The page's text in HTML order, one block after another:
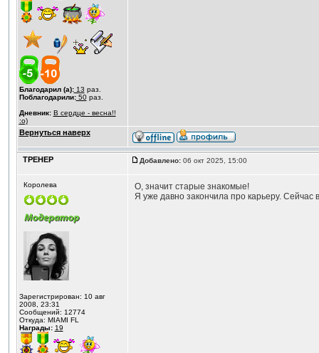
Благодарил (а):13 раз.
Поблагодарили:50раз.
Дневник: В сердце - весна!!
:o)
Вернуться наверх
ТРЕНЕР Добавлено:06 окт 2025, 15:00
Королева
Зарегистрирован: 10 авг
2008, 23:31
Сообщений: 12774
Откуда: MIAMI FL
Награды: 19
О, значит старые знакомые!
Я уже давно закончила про карьеру. Сейчас